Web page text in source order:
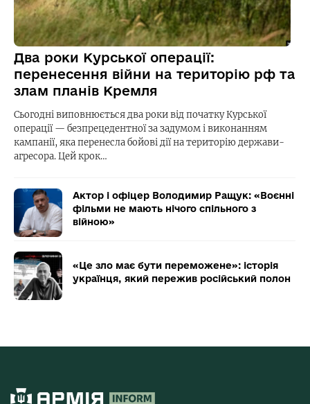
Два роки Курської операції:
перенесення війни на територію рф та
злам планів Кремля
Сьогодні виповнюється два роки від початку Курської
операції — безпрецедентної за задумом і виконанням
кампанії, яка перенесла бойові дії на територію держави-
агресора. Цей крок…
Актор і офіцер Володимир Ращук: «Воєнні
фільми не мають нічого спільного з
війною»
«Це зло має бути переможене»: історія
українця, який пережив російський полон